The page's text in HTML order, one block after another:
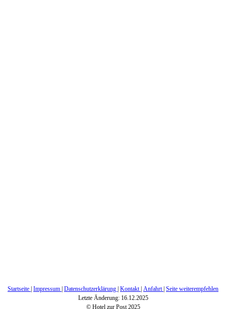
Startseite Impressum Datenschutzerklärung Kontakt Anfahrt Seite weiterempfehlen
Letzte Änderung: 16.12.2025
© Hotel zur Post 2025